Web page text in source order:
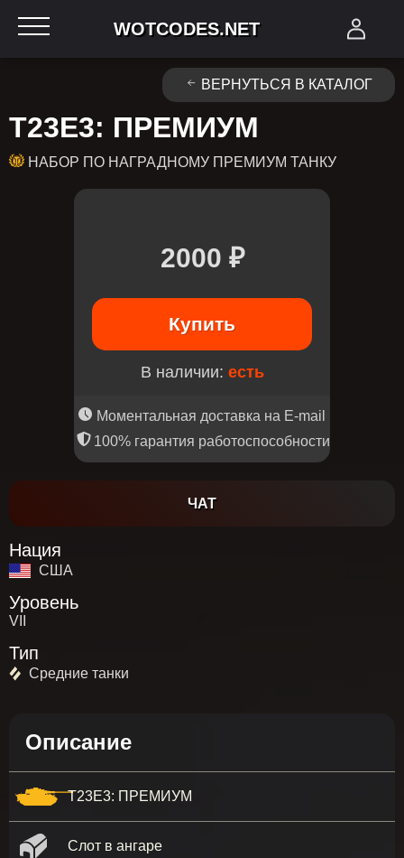
WOTCODES.NET
ВЕРНУТЬСЯ В КАТАЛОГ
T23E3: ПРЕМИУМ
НАБОР ПО НАГРАДНОМУ ПРЕМИУМ ТАНКУ
2000 ₽
Купить
В наличии: есть
Моментальная доставка на E-mail
100% гарантия работоспособности
ЧАТ
Нация
США
Уровень
VII
Тип
Средние танки
Описание
T23E3: ПРЕМИУМ
Слот в ангаре